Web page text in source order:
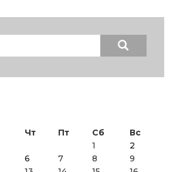
Чт Пт Сб
Вс
1
2
6 7 8
9